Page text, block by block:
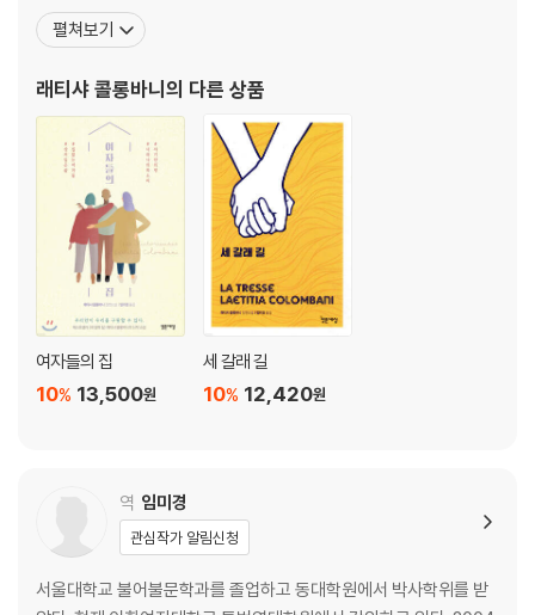
2002년에는 한국에서도 개봉한 오드리 토투 주연의 영화 [히 러브
스 미A Lafolie... pas du tout]의 감독을 맡아 호평 받았고, 2008
펼쳐보기
래티샤 콜롱바니 의 다른 상품
여자들의 집
13,500원
10%
세 갈래 길
12,420원
10%
역 임미경
관심작가 알림신청
서울대학교 불어불문학과를 졸업하고 동대학원에서 박사학위를 받